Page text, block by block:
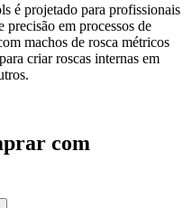
é projetado para profissionais
precisão em processos de
machos de rosca métricos
criar roscas internas em
com